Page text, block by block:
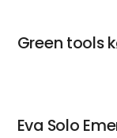
Green tools
Eva Solo